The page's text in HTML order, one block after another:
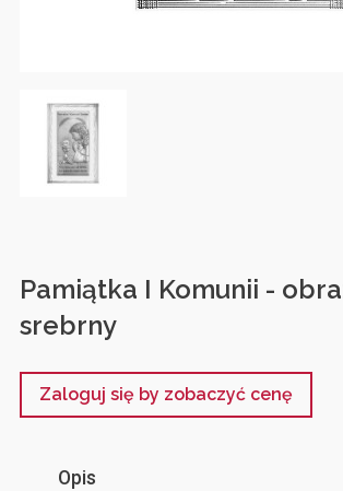
Pamiątka I Komunii -
srebrny
Zaloguj się by zobaczyć cenę
Opis